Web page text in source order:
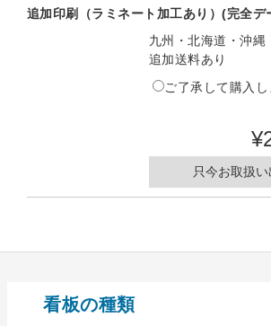
追加印刷（ラミネート加工あり）(完全デ
九州・北海道・沖縄
追加送料あり
ご了承して購入し
只今お取扱
看板の種類